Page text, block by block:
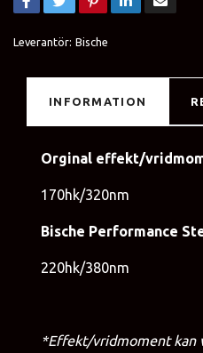
Leverantör: Bische
INFORMATION
Orginal effekt/
170hk/320nm
Bische Performance
220hk/380nm
*Effekt/vridmoment kan